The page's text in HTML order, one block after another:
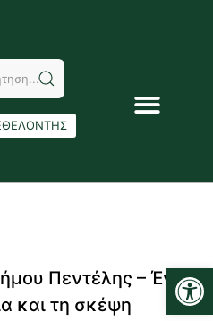
Πεντέλης – Ένα
και τη σκέψη